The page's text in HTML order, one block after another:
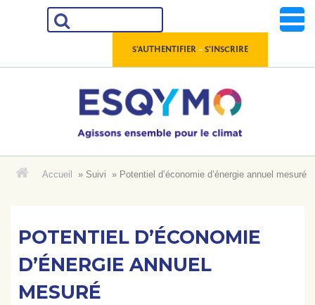
S'AUTHENTIFIER- S'INSCRIRE
ACCUEIL
LES RESSOURCES
LES DONNÉES
Accueil » Suivi » Potentiel d’économie d’énergie annuel mesuré
POTENTIEL D’ÉCONOMIE
D’ÉNERGIE ANNUEL
MESURÉ